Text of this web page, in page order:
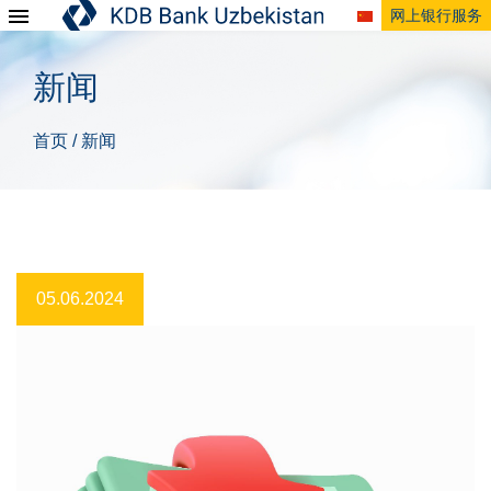
网上银行服务
新闻
首页 / 新闻
05.06.2024